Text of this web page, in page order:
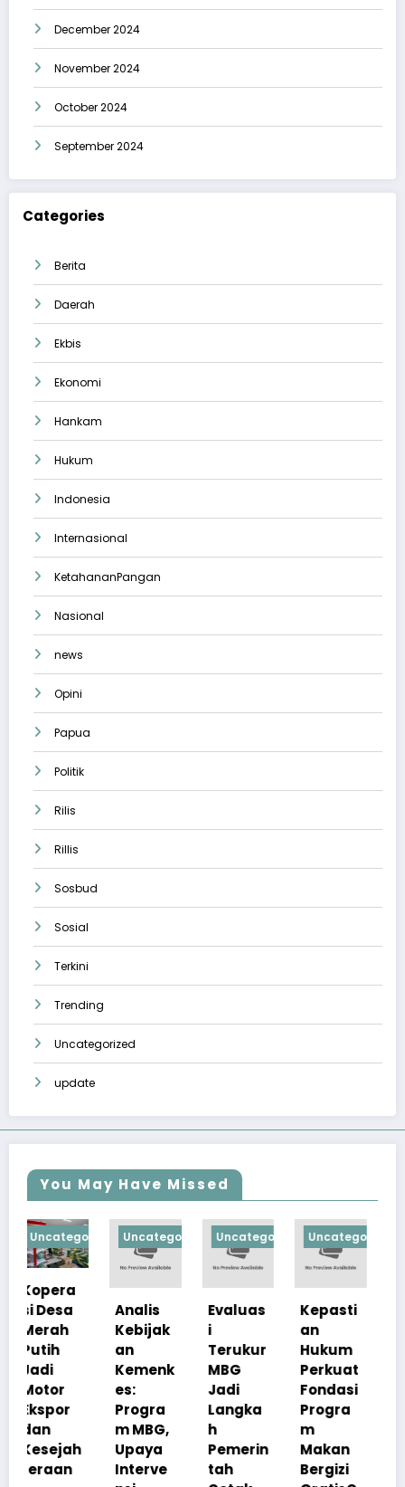
December 2024
November 2024
October 2024
September 2024
Categories
Berita
Daerah
Ekbis
Ekonomi
Hankam
Hukum
Indonesia
Internasional
KetahananPangan
Nasional
news
Opini
Papua
Politik
Rilis
Rillis
Sosbud
Sosial
Terkini
Trending
Uncategorized
update
You May Have Missed
Uncategorized
Analis
Kebijak
an
Kemenk
es:
Progra
m MBG,
Upaya
Interve
Uncategorized
Evaluas
i
Terukur
MBG
Jadi
Langka
h
Pemerin
tah
Uncategorized
Kepasti
Hukum
Perkuat
Fondasi
Progra
Makan
Bergizi
Apresia
si
Pemerin
tah
Pastika
n
s Menu
MBG